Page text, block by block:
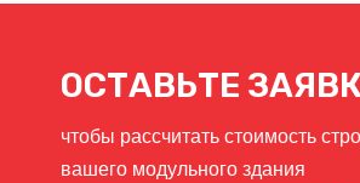
ОСТАВЬТЕ
чтобы рассчитать стоимость
вашего модульного здания